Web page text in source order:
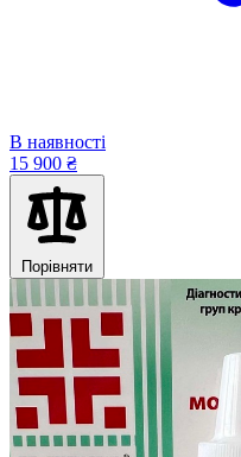
В наявності
15 900 ₴
Порівняти